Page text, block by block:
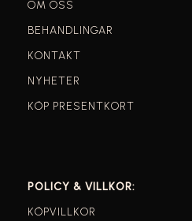
OM OSS
BEHANDLINGAR
KONTAKT
NYHETER
KÖP PRESENTKORT
POLICY & VILLKOR:
KÖPVILLKOR